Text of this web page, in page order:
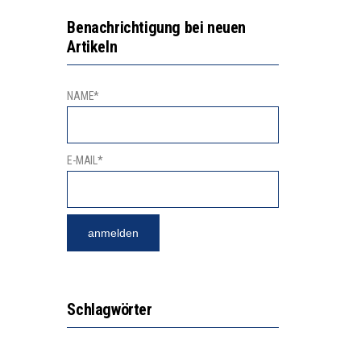
Benachrichtigung bei neuen
Artikeln
NAME*
E-MAIL*
Schlagwörter